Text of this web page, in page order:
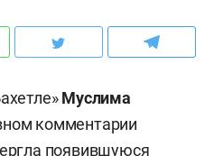
Муслима
комментарии
появившуюся